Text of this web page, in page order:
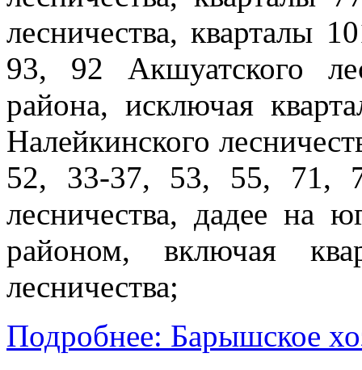
лесничества, кварталы
93, 92 Акшуатского
района, исключая
Налейкинского
52, 33-37, 53, 55, 71,
лесничества, дадее на
районом, включая
лесничества;
Подробнее: Барышское